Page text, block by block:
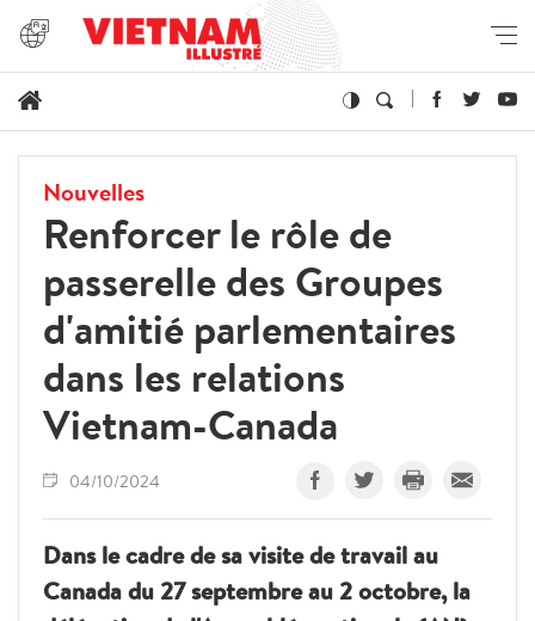
Nouvelles
Renforcer le rôle de
passerelle des Groupes
d'amitié parlementaires
dans les relations
Vietnam-Canada
04/10/2024
Dans le cadre de sa visite de travail au
Canada du 27 septembre au 2 octobre, la